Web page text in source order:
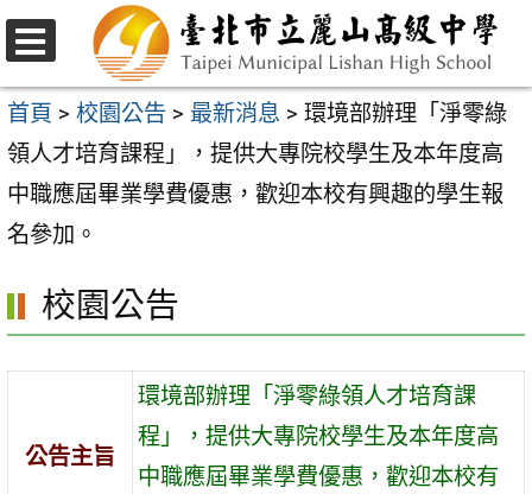
跳
至
主
要
內
容
選
單
首頁 > 校園公告 > 最新消息 > 環境部辦理「淨零綠
領人才培育課程」，提供大專院校學生及本年度高
中職應屆畢業學費優惠，歡迎本校有興趣的學生報
名參加。
校園公告
公告主旨
環境部辦理「淨零綠領人才培育課
程」，提供大專院校學生及本年度高
中職應屆畢業學費優惠，歡迎本校有